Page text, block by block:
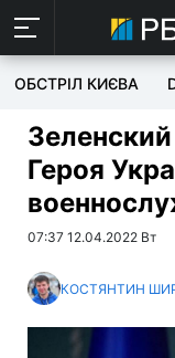
ОБСТРІЛ КИЄВА
Героя
07:37 12.04.2022 Вт
КОСТЯНТИН